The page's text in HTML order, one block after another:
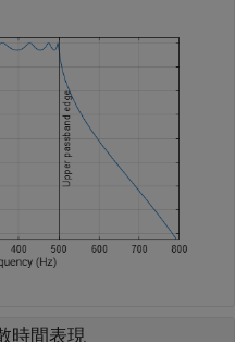
時間表現